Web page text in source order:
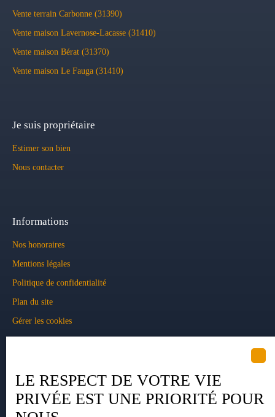
Vente terrain Carbonne (31390)
Vente maison Lavernose-Lacasse (31410)
Vente maison Bérat (31370)
Vente maison Le Fauga (31410)
Je suis propriétaire
Estimer son bien
Nous contacter
Informations
Nos honoraires
Mentions légales
Politique de confidentialité
Plan du site
Gérer les cookies
Propulsé par
LE RESPECT DE VOTRE VIE
PRIVÉE EST UNE PRIORITÉ POUR